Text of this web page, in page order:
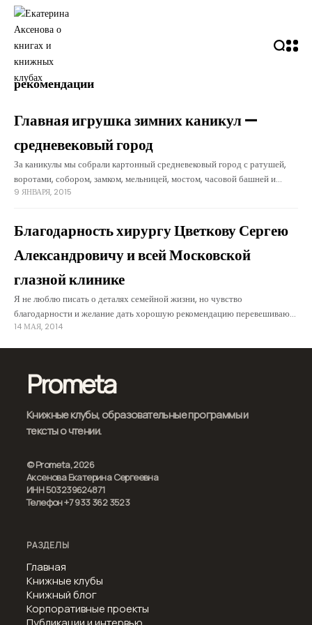
рекомендации
Главная игрушка зимних каникул —
средневековый город
За каникулы мы собрали картонный средневековый город с ратушей,
воротами, собором, замком, мельницей, мостом, часовой башней и
кучей других строений. Давно не встречала таких радующих игрушек.
9 ЯНВАРЯ, 2015
Благодарность хирургу Цветкову Сергею
Александровичу и всей Московской
глазной клинике
Я не люблю писать о деталях семейной жизни, но чувство
благодарности и желание дать хорошую рекомендацию перевешивают.
Это частный отзыв, рассказывающий о личном опыте, поэтому он
14 МАЯ, 2014
Prometa
Книжные клубы, образовательные программы и
тексты о чтении.
© Prometa, 2026
Аксенова Екатерина Сергеевна
ИНН 503239624871
Телефон +7 933 362 3523
РАЗДЕЛЫ
Главная
Книжные клубы
Книжный блог
Корпоративные проекты